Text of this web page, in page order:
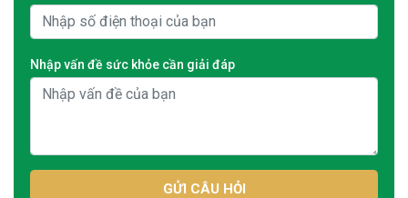
Nhập vấn đề sức khỏe cần giải đáp
GỬI CÂU HỎI